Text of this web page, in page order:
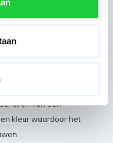
aluminium
een fluitje van
van een
kleur waardoor het